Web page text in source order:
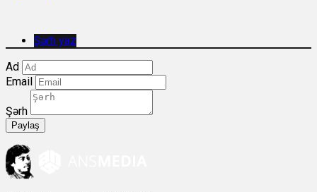
Şərh yaz
Ad
Email
Şərh
Paylaş